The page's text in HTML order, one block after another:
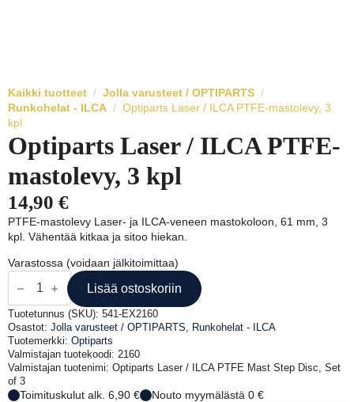
Kaikki tuotteet
Jolla varusteet / OPTIPARTS
Runkohelat - ILCA
Optiparts Laser / ILCA PTFE-mastolevy, 3
kpl
Optiparts Laser / ILCA PTFE-
mastolevy, 3 kpl
14,90 €
PTFE-mastolevy Laser- ja ILCA-veneen mastokoloon, 61 mm, 3
kpl. Vähentää kitkaa ja sitoo hiekan.
Varastossa (voidaan jälkitoimittaa)
Optiparts
Laser
/
ILCA
PTFE-
mastolevy,
3
kpl
määrä
Lisää ostoskoriin
Tuotetunnus (SKU): 541-EX2160
Osastot: Jolla varusteet / OPTIPARTS
Runkohelat - ILCA
Tuotemerkki: Optiparts
Valmistajan tuotekoodi: 2160
Valmistajan tuotenimi: Optiparts Laser / ILCA PTFE Mast Step Disc, Set
of 3
Toimituskulut alk. 6,90 €
Nouto myymälästä 0 €